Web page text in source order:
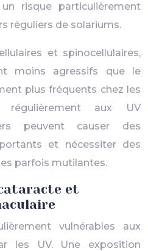
risque particulièrement
réguliers de solariums.
et spinocellulaires,
moins agressifs que le
plus fréquents chez les
régulièrement aux UV
peuvent causer des
et nécessiter des
parfois mutilantes.
et
vulnérables aux
les UV. Une exposition